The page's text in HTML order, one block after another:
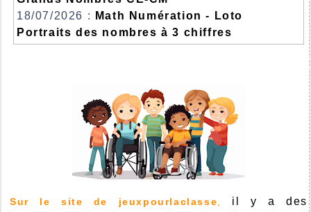
18/07/2026 :
Math Numération - Loto
Portraits des nombres à 3 chiffres
Sur le site de jeuxpourlaclasse
il y a des